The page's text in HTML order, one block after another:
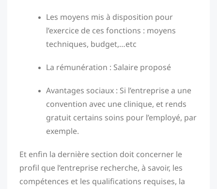
Les moyens mis à disposition pour
l’exercice de ces fonctions : moyens
techniques, budget,…etc
La rémunération : Salaire proposé
Avantages sociaux : Si l’entreprise a une
convention avec une clinique, et rends
gratuit certains soins pour l’employé, par
exemple.
Et enfin la dernière section doit concerner le
profil que l’entreprise recherche, à savoir, les
compétences et les qualifications requises, la